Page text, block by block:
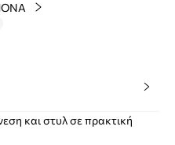
και στυλ σε πρακτική